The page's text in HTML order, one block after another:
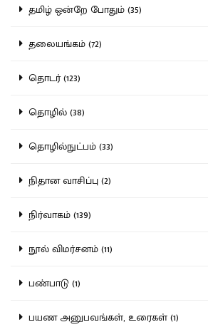
தமிழ் ஒன்றே போதும் (35)
தலையங்கம் (72)
தொடர் (123)
தொழில் (38)
தொழில்நுட்பம் (33)
நிதான வாசிப்பு (2)
நிர்வாகம் (139)
நூல் விமர்சனம் (11)
பண்பாடு (1)
பயண அனுபவங்கள், உரைகள் (1)